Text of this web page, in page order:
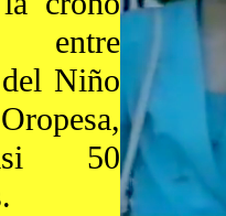
entre
Niño
50